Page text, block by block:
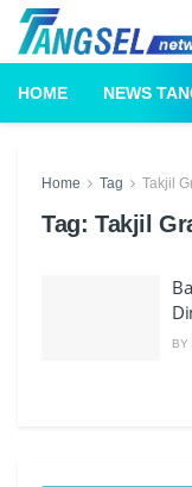
HOME NEWS
Home Tag Takjil
Tag: Takjil
BY